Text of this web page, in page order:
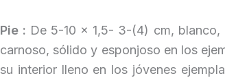
Pie : De 5-10 x 1,5- 3-(4) cm,
carnoso, sólido y esponjoso en los
su interior lleno en los jóvenes